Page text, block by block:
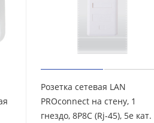
Розетка сетевая LAN
PROconnect на стену, 1
гнездо, 8Р8С (Rj-45), 5e кат.